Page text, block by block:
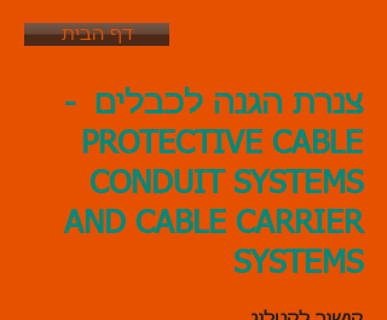
דף הבית
צנרת הגנה לכבלים
-
PROTECTIVE CABLE
CONDUIT SYSTEMS
AND CABLE CARRIER
SYSTEMS